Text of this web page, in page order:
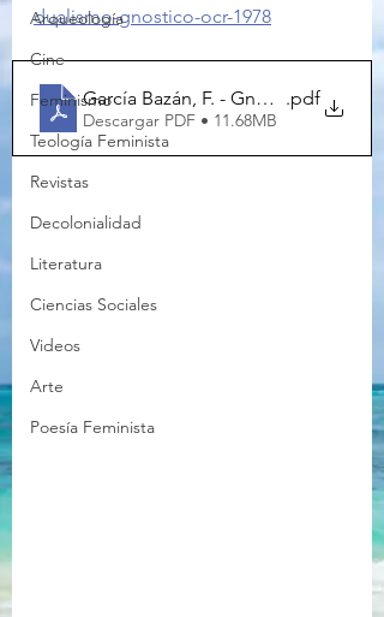
Arqueología
Cine
Feminismo
Teología Feminista
Revistas
Decolonialidad
Literatura
Ciencias Sociales
Videos
Arte
Poesía Feminista
dualismo-gnostico-ocr-1978
García Bazán, F. - Gnosis. La
.pdf
Descargar PDF • 11.68MB